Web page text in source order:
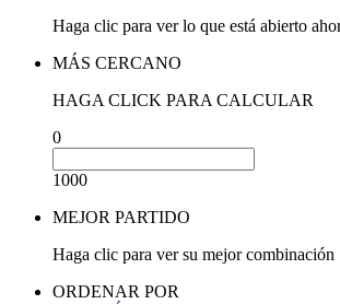
Haga clic para ver lo que está abierto
MÁS CERCANO
HAGA CLICK PARA CALCULAR
0
1000
MEJOR PARTIDO
Haga clic para ver su mejor combinación
ORDENAR POR